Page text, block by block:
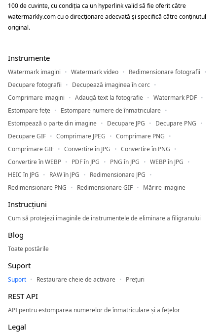
100 de cuvinte, cu condiția ca un hyperlink valid să fie oferit către
watermarkly.com cu o direcționare adecvată și specifică către conținutul
original.
Instrumente
Watermark imagini Watermark video
Redimensionare fotografii
Decupare fotografii
Decupează imaginea în cerc
Comprimare imagini
Adaugă text la fotografie
Watermark PDF
Estompare fețe
Estompare numere de înmatriculare
Estompează o parte din imagine
Decupare JPG
Decupare PNG
Decupare GIF
Comprimare JPEG
Comprimare PNG
Comprimare GIF
Convertire în JPG
Convertire în PNG
Convertire în WEBP
PDF în JPG PNG în JPG
WEBP în JPG
HEIC în JPG
RAW în JPG
Redimensionare JPG
Redimensionare PNG
Redimensionare GIF Mărire imagine
Instrucțiuni
Cum să protejezi imaginile de instrumentele de eliminare a filigranului
Blog
Toate postările
Suport
Suport Restaurare cheie de activare Prețuri
REST API
API pentru estomparea numerelor de înmatriculare și a fețelor
Legal